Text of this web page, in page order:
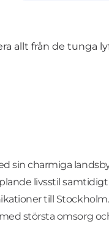
Vi tar hand
allt från de tunga
sin charmiga
livsstil
till
största omsorg